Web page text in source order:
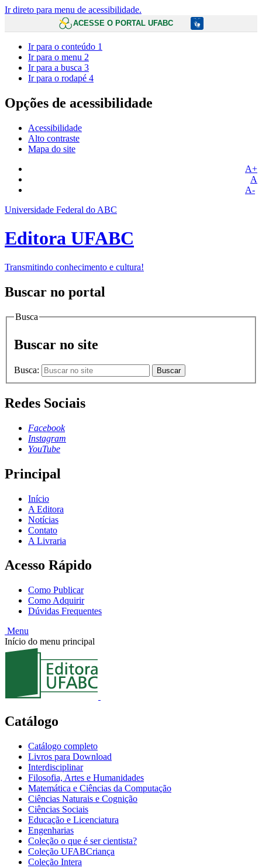
Ir direto para menu de acessibilidade.
ACESSE O PORTAL UFABC
Ir para o conteúdo 1
Ir para o menu 2
Ir para a busca 3
Ir para o rodapé 4
Opções de acessibilidade
Acessibilidade
Alto contraste
Mapa do site
A+
A
A-
Universidade Federal do ABC
Editora UFABC
Transmitindo conhecimento e cultura!
Buscar no portal
Busca
Buscar no site
Busca: Buscar
Redes Sociais
Facebook
Instagram
YouTube
Principal
Início
A Editora
Notícias
Contato
A Livraria
Acesso Rápido
Como Publicar
Como Adquirir
Dúvidas Frequentes
Menu
Início do menu principal
Catálogo
Catálogo completo
Livros para Download
Interdisciplinar
Filosofia, Artes e Humanidades
Matemática e Ciências da Computação
Ciências Naturais e Cognição
Ciências Sociais
Educação e Licenciatura
Engenharias
Coleção o que é ser cientista?
Coleção UFABCriança
Coleção Intera